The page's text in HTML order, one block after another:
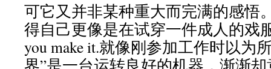
可它又并非某种重大而完满的感悟
得自己更像是在试穿一件成人的戏
you make it.就像刚参加工作时以为
界”是一台运转良好的机器，渐渐